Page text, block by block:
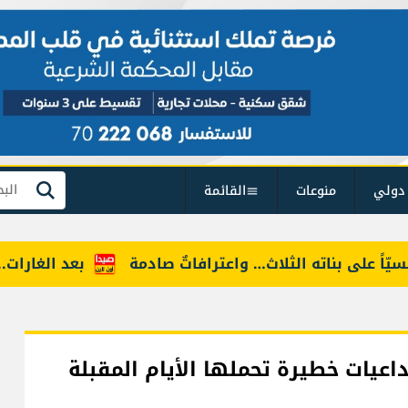
منوعات القائمة بحث
بعد الغارات... بناته الثلاث… واعترافاتٌ صادمة
خطيرة تحملها الأيام المقبلة